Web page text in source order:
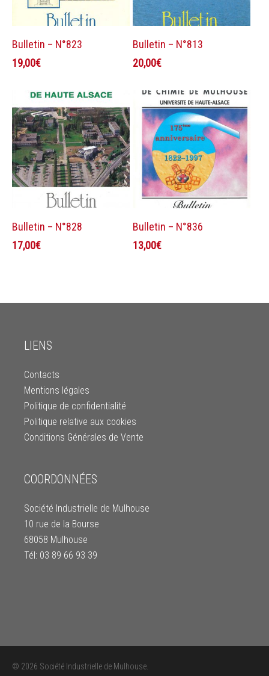
Ajouter au panier
Bulletin – N°823
19,00€
Ajouter au panier
Bulletin – N°813
20,00€
Bulletin – N°828
17,00€
Bulletin – N°836
13,00€
LIENS
Contacts
Mentions légales
Politique de confidentialité
Politique relative aux cookies
Conditions Générales de Vente
COORDONNÉES
Société Industrielle de Mulhouse
10 rue de la Bourse
68058 Mulhouse
Tél: 03 89 66 93 39
© 2026 Société Industrielle de Mulhouse.